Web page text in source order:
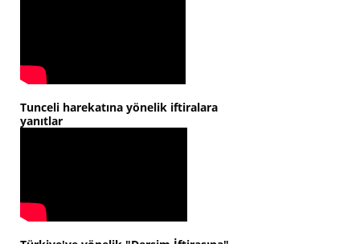
Tunceli harekatına yönelik iftiralara
yanıtlar